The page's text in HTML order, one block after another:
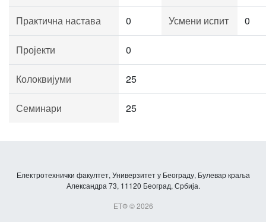
Практична настава 0 Усмени испит 0
Пројекти 0
Колоквијуми 25
Семинари 25
Електротехнички факултет, Универзитет у Београду, Булевар краља
Александра 73, 11120 Београд, Србија.
ЕТФ © 2026